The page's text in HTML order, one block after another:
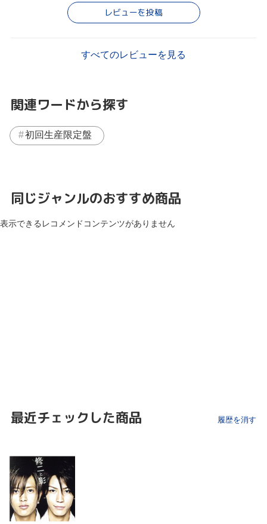
レビューを投稿
すべてのレビューを見る
関連ワードから探す
初回生産限定盤
同じジャンルのおすすめ商品
表示できるレコメンドコンテンツがありません
最近チェックした商品 履歴を消す